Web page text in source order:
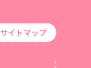
サイトマップ